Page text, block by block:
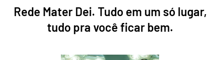
Rede Mater Dei. Tudo em um só lugar,
tudo pra você ficar bem.